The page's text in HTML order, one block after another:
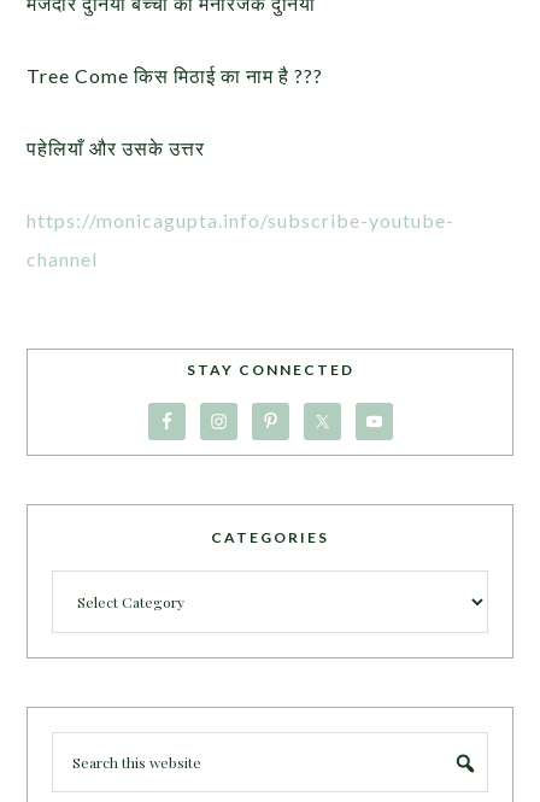
Tree Come किस मिठाई का नाम है ???
पहेलियाँ और उसके उत्तर
https://monicagupta.info/subscribe-youtube-
channel
STAY CONNECTED
CATEGORIES